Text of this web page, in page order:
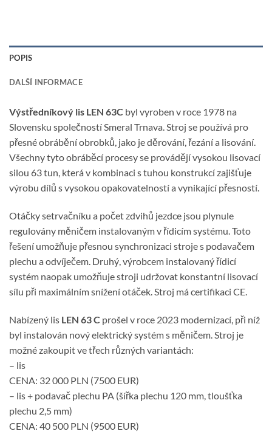
POPIS
DALŠÍ INFORMACE
Výstředníkový lis LEN 63C byl vyroben v roce 1978 na
Slovensku společností Smeral Trnava. Stroj se používá pro
přesné obrábění obrobků, jako je děrování, řezání a lisování.
Všechny tyto obráběcí procesy se provádějí vysokou lisovací
silou 63 tun, která v kombinaci s tuhou konstrukcí zajišťuje
výrobu dílů s vysokou opakovatelností a vynikající přesností.
Otáčky setrvačníku a počet zdvihů jezdce jsou plynule
regulovány měničem instalovaným v řídicím systému. Toto
řešení umožňuje přesnou synchronizaci stroje s podavačem
plechu a odvíječem. Druhý, výrobcem instalovaný řídicí
systém naopak umožňuje stroji udržovat konstantní lisovací
sílu při maximálním snížení otáček. Stroj má certifikaci CE.
Nabízený lis LEN 63 C prošel v roce 2023 modernizací, při níž
byl instalován nový elektrický systém s měničem. Stroj je
možné zakoupit ve třech různých variantách:
– lis
CENA: 32 000 PLN (7500 EUR)
– lis + podavač plechu PA (šířka plechu 120 mm, tloušťka
plechu 2,5 mm)
CENA: 40 500 PLN (9500 EUR)